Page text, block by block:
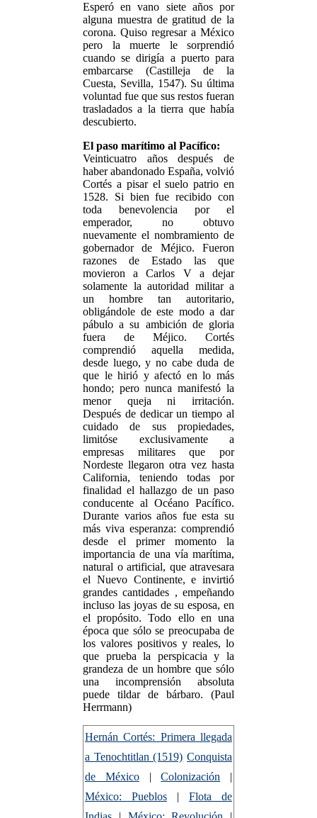
Esperó en vano siete años por
alguna muestra de gratitud de la
corona. Quiso regresar a México
pero la muerte le sorprendió
cuando se dirigía a puerto para
embarcarse (Castilleja de la
Cuesta, Sevilla, 1547). Su última
voluntad fue que sus restos fueran
trasladados a la tierra que había
descubierto.
El paso marítimo al Pacífico:
Veinticuatro años después de
haber abandonado España, volvió
Cortés a pisar el suelo patrio en
1528. Si bien fue recibido con
toda benevolencia por el
emperador, no obtuvo
nuevamente el nombramiento de
gobernador de Méjico. Fueron
razones de Estado las que
movieron a Carlos V a dejar
solamente la autoridad militar a
un hombre tan autoritario,
obligándole de este modo a dar
pábulo a su ambición de gloria
fuera de Méjico. Cortés
comprendió aquella medida,
desde luego, y no cabe duda de
que le hirió y afectó en lo más
hondo; pero nunca manifestó la
menor queja ni irritación.
Después de dedicar un tiempo al
cuidado de sus propiedades,
limitóse exclusivamente a
empresas militares que por
Nordeste llegaron otra vez hasta
California, teniendo todas por
finalidad el hallazgo de un paso
conducente al Océano Pacífico.
Durante varios años fue esta su
más viva esperanza: comprendió
desde el primer momento la
importancia de una vía marítima,
natural o artificial, que atravesara
el Nuevo Continente, e invirtió
grandes cantidades , empeñando
incluso las joyas de su esposa, en
el propósito. Todo ello en una
época que sólo se preocupaba de
los valores positivos y reales, lo
que prueba la perspicacia y la
grandeza de un hombre que sólo
una incomprensión absoluta
puede tildar de bárbaro. (Paul
Herrmann)
Hernán Cortés: Primera llegada
a Tenochtitlan (1519) Conquista
de México|Colonización |
México: Pueblos | Flota de